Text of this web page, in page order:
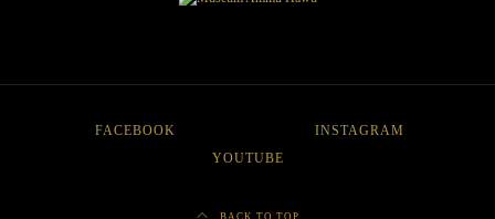
FACEBOOK
INSTAGRAM
YOUTUBE